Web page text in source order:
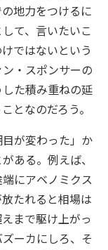
地力をつけるに
て、言いたいこ
ではないという
・スポンサーの
た積み重ねの延
となのだろう。
が変わった」か
ある。例えば、
にアベノミクス
たれると相場は
まで駆け上がっ
ーカにしろ、そ